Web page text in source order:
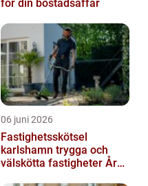
för din bostadsaffär
06 juni 2026
Fastighetsskötsel
karlshamn trygga och
välskötta fastigheter Året